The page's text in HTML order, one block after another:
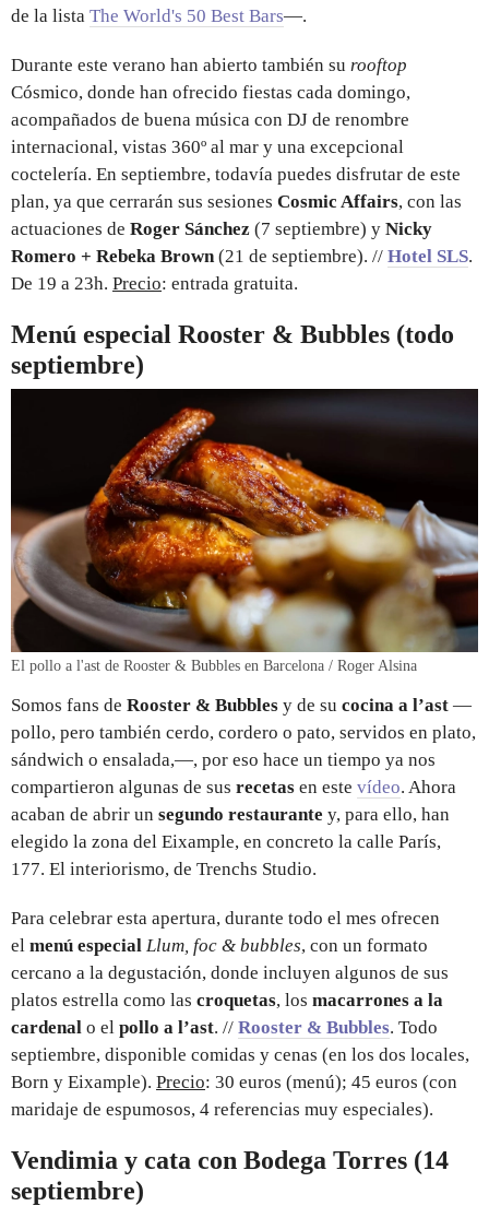
de la lista The World's 50 Best Bars—.
Durante este verano han abierto también su rooftop
Cósmico, donde han ofrecido fiestas cada domingo,
acompañados de buena música con DJ de renombre
internacional, vistas 360º al mar y una excepcional
coctelería. En septiembre, todavía puedes disfrutar de este
plan, ya que cerrarán sus sesiones Cosmic Affairs, con las
actuaciones de Roger Sánchez (7 septiembre) y Nicky
Romero + Rebeka Brown (21 de septiembre). // Hotel SLS.
De 19 a 23h. Precio: entrada gratuita.
Menú especial Rooster & Bubbles (todo
septiembre)
El pollo a l'ast de Rooster & Bubbles en Barcelona / Roger Alsina
Somos fans de Rooster & Bubbles y de su cocina a l’ast —
pollo, pero también cerdo, cordero o pato, servidos en plato,
sándwich o ensalada,—, por eso hace un tiempo ya nos
compartieron algunas de sus recetas en este vídeo. Ahora
acaban de abrir un segundo restaurante y, para ello, han
elegido la zona del Eixample, en concreto la calle París,
177. El interiorismo, de Trenchs Studio.
Para celebrar esta apertura, durante todo el mes ofrecen
el menú especial Llum, foc & bubbles, con un formato
cercano a la degustación, donde incluyen algunos de sus
platos estrella como las croquetas, los macarrones a la
cardenal o el pollo a l’ast. // Rooster & Bubbles. Todo
septiembre, disponible comidas y cenas (en los dos locales,
Born y Eixample). Precio: 30 euros (menú); 45 euros (con
maridaje de espumosos, 4 referencias muy especiales).
Vendimia y cata con Bodega Torres (14
septiembre)